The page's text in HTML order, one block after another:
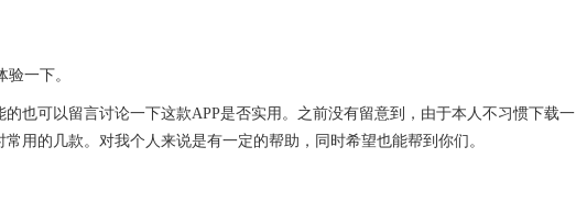
一下。
的也可以留言讨论一下这款APP是否实用。之前没有留意到，由于本人不习惯下载一
常用的几款。对我个人来说是有一定的帮助，同时希望也能帮到你们。